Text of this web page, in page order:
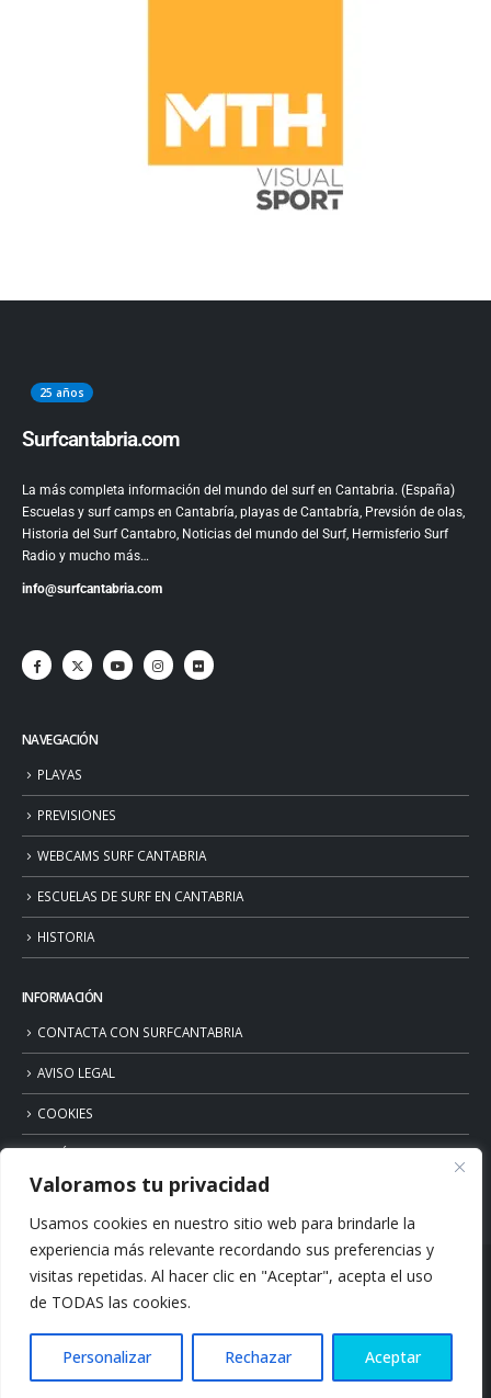
Valoramos tu privacidad
Usamos cookies en nuestro sitio web para brindarle la
experiencia más relevante recordando sus preferencias y
visitas repetidas. Al hacer clic en "Aceptar", acepta el uso
de TODAS las cookies.
Personalizar Rechazar Aceptar
25 años
Surfcantabria.com
La más completa información del mundo del surf en Cantabria. (España)
Escuelas y surf camps en Cantabría, playas de Cantabría, Prevsión de olas,
Historia del Surf Cantabro, Noticias del mundo del Surf, Hermisferio Surf
Radio y mucho más…
info@surfcantabria.com
NAVEGACIÓN
PLAYAS
PREVISIONES
WEBCAMS SURF CANTABRIA
ESCUELAS DE SURF EN CANTABRIA
HISTORIA
INFORMACIÓN
CONTACTA CON SURFCANTABRIA
AVISO LEGAL
COOKIES
POLÍTICA DE PRIVACIDAD
© Copyright 2026. Surfcantabria.com. All Rights Reserved.